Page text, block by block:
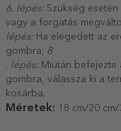
6. lépés: Szükség
vagy a forgatás
lépés: Ha elégedett az
gombra; 8
. lépés: Miután befejezte
gombra, válassza ki a
kosárba.
Méretek: 18 cm/20